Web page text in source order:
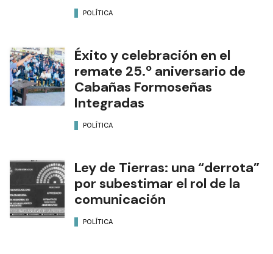
POLÍTICA
Éxito y celebración en el
remate 25.º aniversario de
Cabañas Formoseñas
Integradas
POLÍTICA
Ley de Tierras: una “derrota”
por subestimar el rol de la
comunicación
POLÍTICA